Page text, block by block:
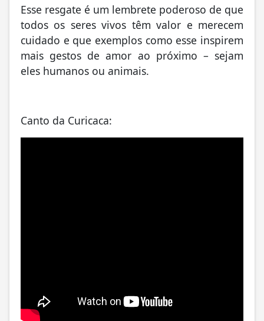
Esse resgate é um lembrete poderoso de que
todos os seres vivos têm valor e merecem
cuidado e que exemplos como esse inspirem
mais gestos de amor ao próximo – sejam
eles humanos ou animais.
Canto da Curicaca: